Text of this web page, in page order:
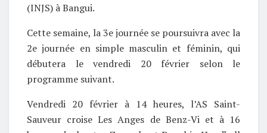
(INJS) à Bangui.
Cette semaine, la 3e journée se poursuivra avec la
2e journée en simple masculin et féminin, qui
débutera le vendredi 20 février selon le
programme suivant.
Vendredi 20 février à 14 heures, l’AS Saint-
Sauveur croise Les Anges de Benz-Vi et à 16